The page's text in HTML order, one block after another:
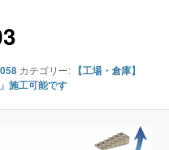
シ
ン
カテゴリー: 【工場・倉庫】
施工可能です